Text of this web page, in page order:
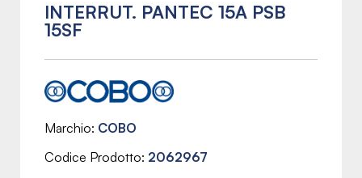
INTERRUT. PANTEC 15A PSB
15SF
Marchio COBO
Codice Prodotto 2062967